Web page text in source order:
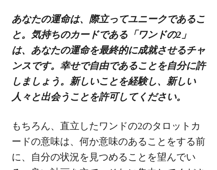
あなたの運命は、際立ってユニークであるこ
と。気持ちのカードである「ワンドの2」
は、あなたの運命を最終的に成就させるチャ
ンスです。幸せで自由であることを自分に許
しましょう。新しいことを経験し、新しい
人々と出会うことを許可してください。
もちろん、直立したワンドの2のタロットカ
ードの意味は、何か意味のあることをする前
に、自分の状況を見つめることを望んでい